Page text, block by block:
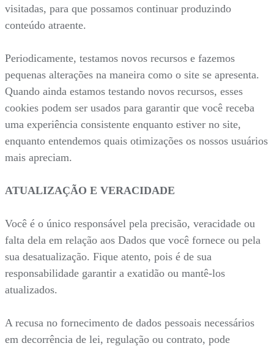
visitadas, para que possamos continuar produzindo
conteúdo atraente.
Periodicamente, testamos novos recursos e fazemos
pequenas alterações na maneira como o site se apresenta.
Quando ainda estamos testando novos recursos, esses
cookies podem ser usados para garantir que você receba
uma experiência consistente enquanto estiver no site,
enquanto entendemos quais otimizações os nossos usuários
mais apreciam.
ATUALIZAÇÃO E VERACIDADE
Você é o único responsável pela precisão, veracidade ou
falta dela em relação aos Dados que você fornece ou pela
sua desatualização. Fique atento, pois é de sua
responsabilidade garantir a exatidão ou mantê-los
atualizados.
A recusa no fornecimento de dados pessoais necessários
em decorrência de lei, regulação ou contrato, pode